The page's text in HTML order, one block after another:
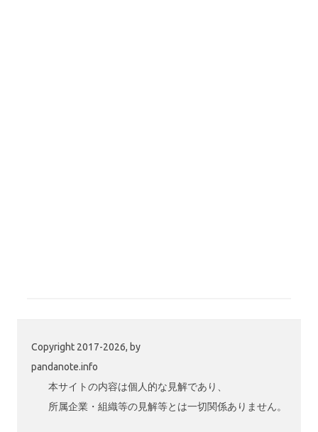
Copyright 2017-2026, by
pandanote.info
本サイトの内容は個人的な見解であり、
所属企業・組織等の見解等とは一切関係ありません。